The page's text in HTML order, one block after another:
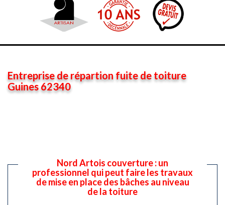
Entreprise de répartion fuite de toiture
Guines 62340
Nord Artois couverture : un
professionnel qui peut faire les travaux
de mise en place des bâches au niveau
de la toiture